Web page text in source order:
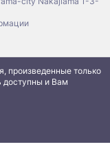
произведенные только
доступны и Вам